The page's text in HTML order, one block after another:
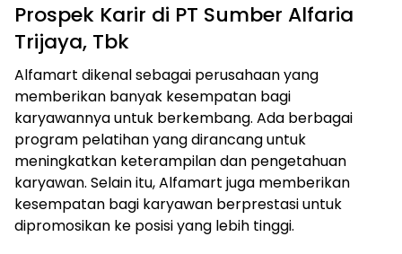
Prospek Karir di PT Sumber Alfaria
Trijaya, Tbk
Alfamart dikenal sebagai perusahaan yang
memberikan banyak kesempatan bagi
karyawannya untuk berkembang. Ada berbagai
program pelatihan yang dirancang untuk
meningkatkan keterampilan dan pengetahuan
karyawan. Selain itu, Alfamart juga memberikan
kesempatan bagi karyawan berprestasi untuk
dipromosikan ke posisi yang lebih tinggi.